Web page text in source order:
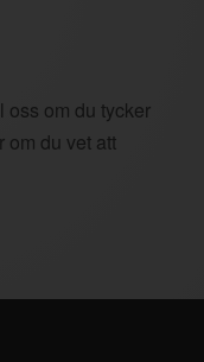
oss om du tycker
om du vet att